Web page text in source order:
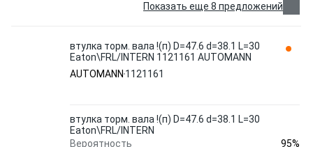
Показать еще 8 предложений
втулка торм. вала !(п) D=47.6 d=38.1 L=30
Eaton\FRL/INTERN 1121161 AUTOMANN
AUTOMANN 1121161
втулка торм. вала !(п) D=47.6 d=38.1 L=30
Eaton\FRL/INTERN
Вероятность
95%